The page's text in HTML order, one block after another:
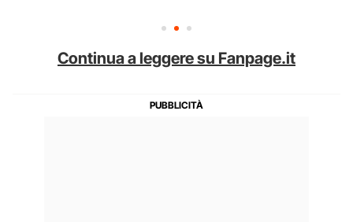
Continua a leggere su Fanpage.it